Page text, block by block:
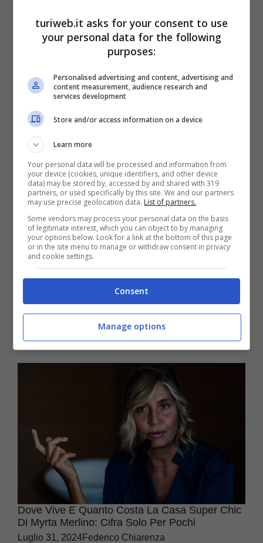
“vacanza ...
Dramma Eleonora Giorgi: Quanto Le Resta Da
Vivere, Impossibile Trattenere Le Lacrime
Luglio 31, 2024Federico Chiarenza
Da qualche mese a questa parte, il mondo
dello spettacolo italiano si è stretto attorno a
Eleonora Giorgi, volto noto della televisione.
Dove Vive E Quanto Costa La Casa Super Chic
Di Myrta Merlino: Cifra Solo Per Pochi
Luglio 31, 2024Federico Chiarenza
turiweb.it asks for your consent to use
your personal data for the following
purposes:
Personalised advertising and content, advertising and
content measurement, audience research and
services development
Store and/or access information on a device
Learn more
Your personal data will be processed and information from
your device (cookies, unique identifiers, and other device
data) may be stored by, accessed by and shared with 319
partners, or used specifically by this site. We and our partners
may use precise geolocation data. List of partners.
Some vendors may process your personal data on the basis
of legitimate interest, which you can object to by managing
your options below. Look for a link at the bottom of this page
or in the site menu to manage or withdraw consent in privacy
and cookie settings.
Consent
Manage options